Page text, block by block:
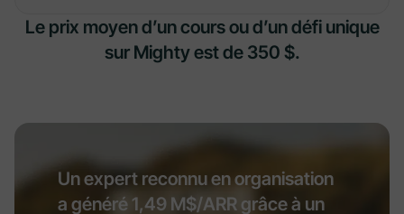
Le prix moyen d’un cours ou d’un défi unique
sur Mighty est de 350 $.
Un expert reconnu en organisation
a généré 1,49 M$/ARR grâce à un